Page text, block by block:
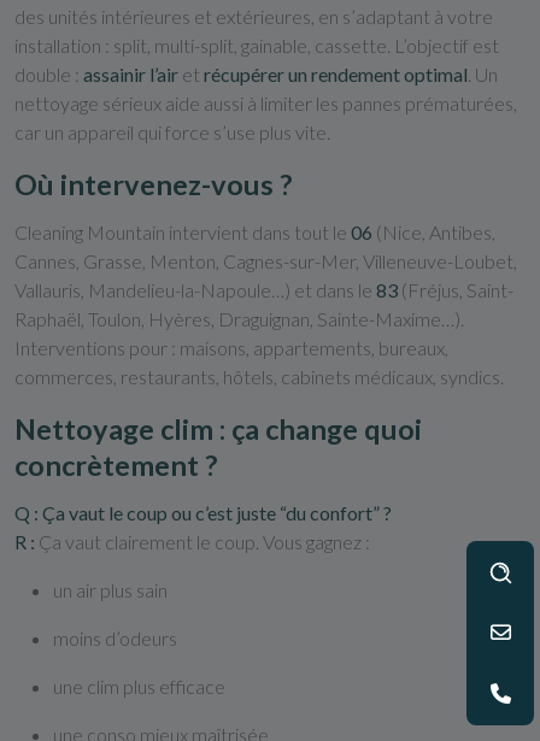
des unités intérieures et extérieures, en s’adaptant à votre
installation : split, multi-split, gainable, cassette. L’objectif est
double : assainir l’air et récupérer un rendement optimal . Un
nettoyage sérieux aide aussi à limiter les pannes prématurées,
car un appareil qui force s’use plus vite.
Où intervenez-vous ?
Cleaning Mountain intervient dans tout le 06 (Nice, Antibes,
Cannes, Grasse, Menton, Cagnes-sur-Mer, Villeneuve-Loubet,
Vallauris, Mandelieu-la-Napoule…) et dans le 83 (Fréjus, Saint-
Raphaël, Toulon, Hyères, Draguignan, Sainte-Maxime…).
Interventions pour : maisons, appartements, bureaux,
commerces, restaurants, hôtels, cabinets médicaux, syndics.
Nettoyage clim : ça change quoi
concrètement ?
Q : Ça vaut le coup ou c’est juste “du confort” ?
R : Ça vaut clairement le coup. Vous gagnez :
un air plus sain
moins d’odeurs
une clim plus efficace
une conso mieux maîtrisée